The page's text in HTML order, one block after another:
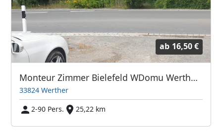
ab 16,50 €
Monteur Zimmer Bielefeld WDomu Werther Spenge Halle(westf.)
33824 Werther
2-90 Pers.
25,22 km